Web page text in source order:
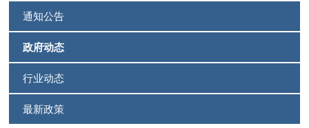
通知公告
政府动态
行业动态
最新政策